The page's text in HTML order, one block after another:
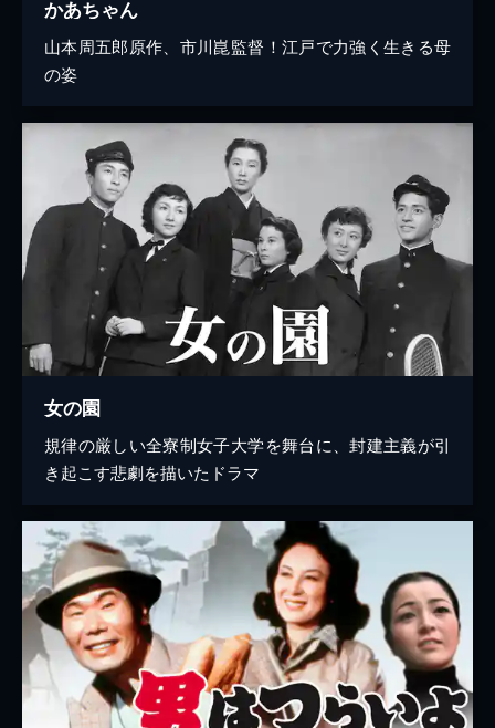
かあちゃん
山本周五郎原作、市川崑監督！江戸で力強く生きる母
の姿
女の園
規律の厳しい全寮制女子大学を舞台に、封建主義が引
き起こす悲劇を描いたドラマ